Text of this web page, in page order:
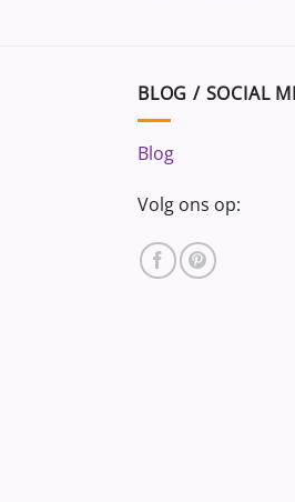
BLOG / SOCIAL
Blog
Volg ons op: